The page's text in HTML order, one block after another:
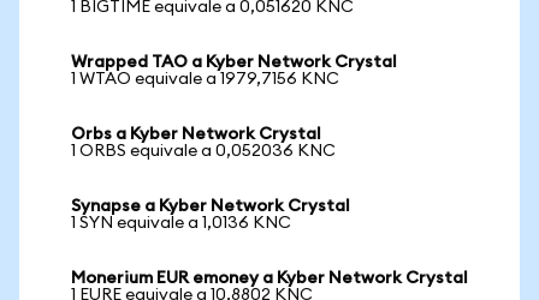
1 BIGTIME equivale a 0,051620 KNC
Wrapped TAO a Kyber Network Crystal
1 WTAO equivale a 1979,7156 KNC
Orbs a Kyber Network Crystal
1 ORBS equivale a 0,052036 KNC
Synapse a Kyber Network Crystal
1 SYN equivale a 1,0136 KNC
Monerium EUR emoney a Kyber Network Crystal
1 EURE equivale a 10,8802 KNC